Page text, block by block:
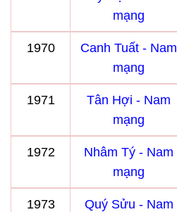
mạng
1970
Canh Tuất - Nam
mạng
1971
Tân Hợi - Nam
mạng
1972
Nhâm Tý - Nam
mạng
1973
Quý Sửu - Nam